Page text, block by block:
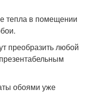
тепла в помещении
преобразить любой
обоями уже